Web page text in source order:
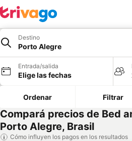
Destino
Porto Alegre
Entrada/salida
Elige las fechas
Ordenar Filtrar
Compará precios de Bed
Porto Alegre, Brasil
Cómo influyen los pagos en los resultados